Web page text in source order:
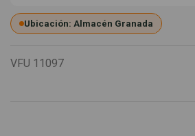
Ubicación: Almacén Granada
VFU 11097